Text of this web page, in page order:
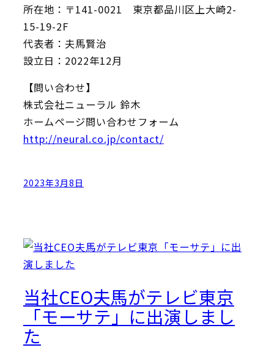
所在地：〒141-0021 東京都品川区上大崎2-
15-19-2F
代表者：夫馬賢治
設立日：2022年12月
【問い合わせ】
株式会社ニューラル 鈴木
ホームページ問い合わせフォーム
http://neural.co.jp/contact/
2023年3月8日
当社CEO夫馬がテレビ東京
「モーサテ」に出演しまし
た